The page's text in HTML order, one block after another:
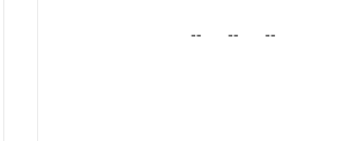
增速整体上逐月提高，增长较快的领域有
-- -- --